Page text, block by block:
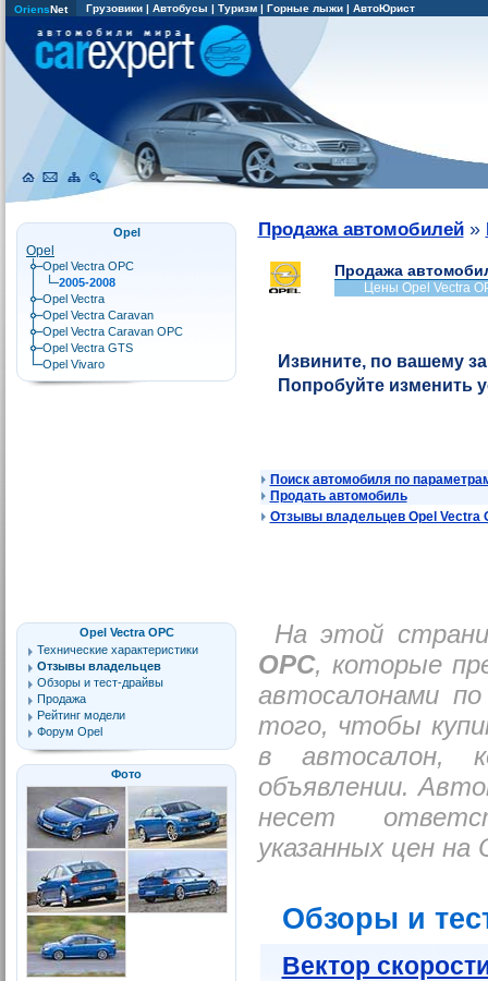
OriensNet Грузовики | Автобусы | Туризм | Горные лыжи | АвтоЮрист
Opel
Opel
Opel Vectra OPC
2005-2008
Opel Vectra
Opel Vectra Caravan
Opel Vectra Caravan OPC
Opel Vectra GTS
Opel Vivaro
Opel Vectra OPC
Технические характеристики
Отзывы владельцев
Обзоры и тест-драйвы
Продажа
Рейтинг модели
Форум Opel
Фото
Продажа автомобилей»
Продажа
Цены Opel Vectra
Извините, по вашему
Попробуйте изменить
Поиск автомобиля по
Продать автомобиль
Отзывы владельцев Opel Vectra
На этой
OPC, которые
автосалонами
того, чтобы
в автосалон,
объявлении.
несет
указанных цен на
Обзоры и
Вектор